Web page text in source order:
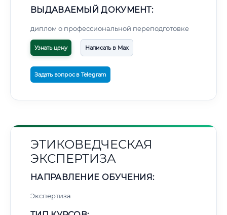
ВЫДАВАЕМЫЙ ДОКУМЕНТ:
диплом о профессиональной переподготовке
Узнать цену Написать в Max
Задать вопрос в Telegram
ЭТИКОВЕДЧЕСКАЯ
ЭКСПЕРТИЗА
НАПРАВЛЕНИЕ ОБУЧЕНИЯ:
Экспертиза